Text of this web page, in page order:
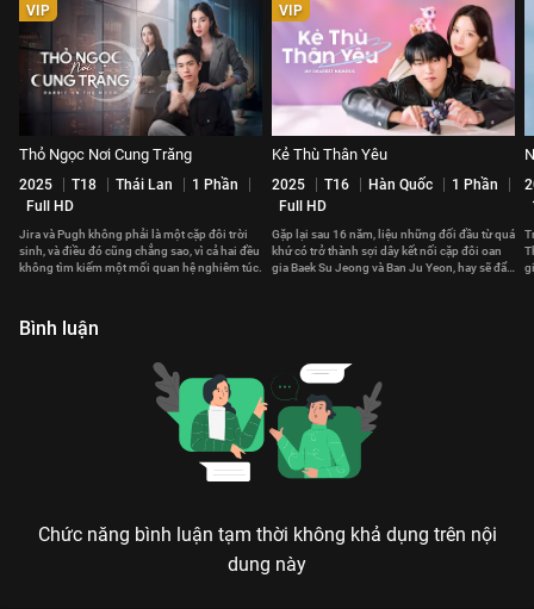
VIP
Thỏ Ngọc Nơi Cung Trăng
2025 T18 Thái Lan
1 Phần
Full HD
Jira và Pugh không phải là một cặp đôi trời
sinh, và điều đó cũng chẳng sao, vì cả hai đều
không tìm kiếm một mối quan hệ nghiêm túc.
VIP
Kẻ Thù Thân Yêu
2025 T16 Hàn Quốc
1 Phần
Full HD
Gặp lại sau 16 năm, liệu những đối đầu từ quá
khứ có trở thành sợi dây kết nối cặp đôi oan
gia Baek Su Jeong và Ban Ju Yeon, hay sẽ đẩy
Bình luận
Chức năng bình luận tạm thời không khả dụng trên nội
dung này